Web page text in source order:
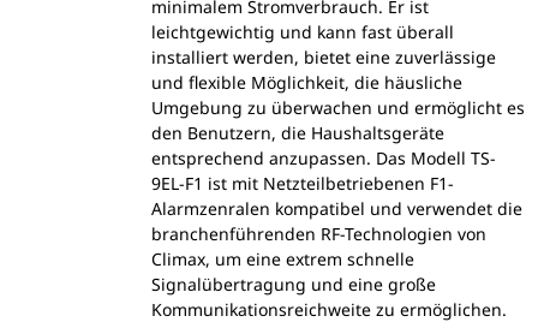
minimalem Stromverbrauch. Er ist
leichtgewichtig und kann fast überall
installiert werden, bietet eine zuverlässige
und flexible Möglichkeit, die häusliche
Umgebung zu überwachen und ermöglicht es
den Benutzern, die Haushaltsgeräte
entsprechend anzupassen. Das Modell TS-
9EL-F1 ist mit Netzteilbetriebenen F1-
Alarmzenralen kompatibel und verwendet die
branchenführenden RF-Technologien von
Climax, um eine extrem schnelle
Signalübertragung und eine große
Kommunikationsreichweite zu ermöglichen.